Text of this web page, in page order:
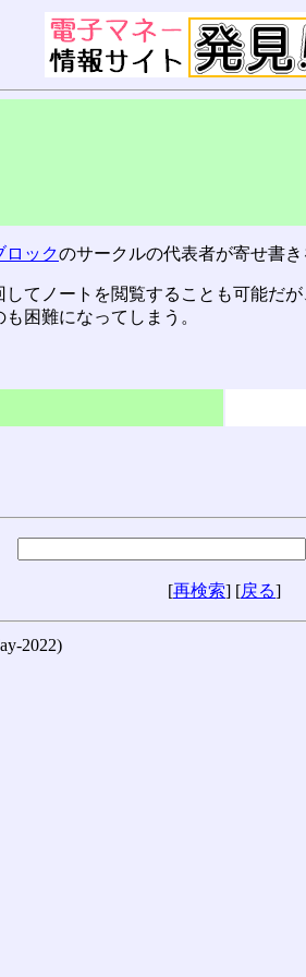
ロックのサークルの代表者が寄せ書き
てノートを閲覧することも可能だ
困難になってしまう。
[再検索] [戻る]
2022)